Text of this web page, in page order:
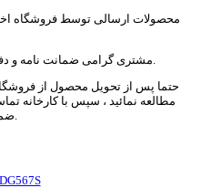
محصولات ارسالی توسط فروشگاه
حتما پس از تحویل محصول از
مطالعه نمائید ، سپس با